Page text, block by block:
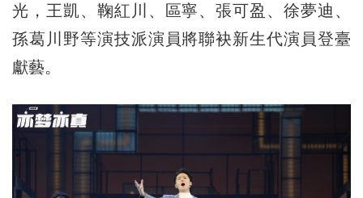
光，王凱、鞠紅川、區寧、張可盈、徐夢迪、
孫葛川野等演技派演員將聯袂新生代演員登臺
獻藝。